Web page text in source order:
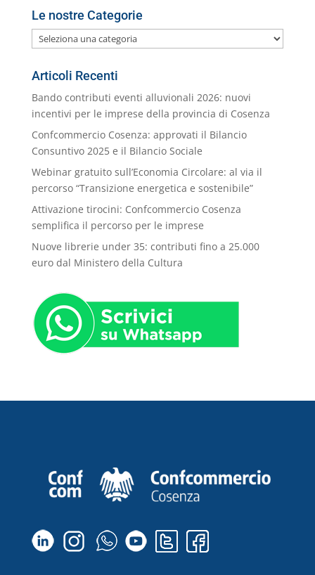
Le nostre Categorie
Le
nostre
Categorie
Articoli Recenti
Bando contributi eventi alluvionali 2026: nuovi
incentivi per le imprese della provincia di Cosenza
Confcommercio Cosenza: approvati il Bilancio
Consuntivo 2025 e il Bilancio Sociale
Webinar gratuito sull’Economia Circolare: al via il
percorso “Transizione energetica e sostenibile”
Attivazione tirocini: Confcommercio Cosenza
semplifica il percorso per le imprese
Nuove librerie under 35: contributi fino a 25.000
euro dal Ministero della Cultura